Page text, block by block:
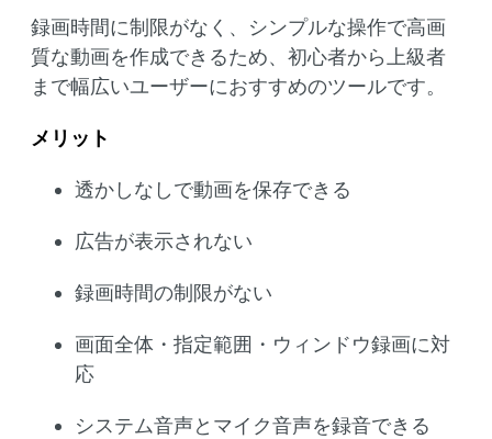
録画時間に制限がなく、シンプルな操作で高画
質な動画を作成できるため、初心者から上級者
まで幅広いユーザーにおすすめのツールです。
メリット
透かしなしで動画を保存できる
広告が表示されない
録画時間の制限がない
画面全体・指定範囲・ウィンドウ録画に対
応
システム音声とマイク音声を録音できる